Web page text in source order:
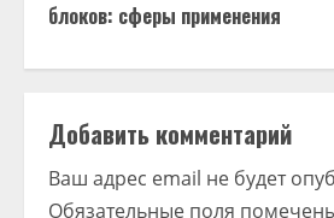
блоков: сферы применения
Добавить комментарий
Ваш адрес email не будет
Обязательные поля